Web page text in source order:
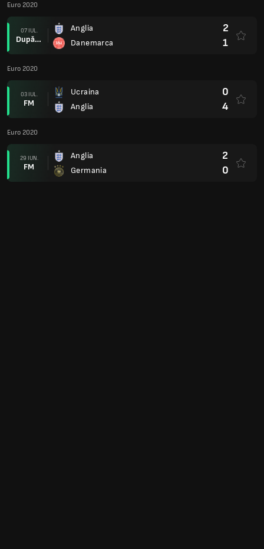
Euro 2020
07 IUL.
După prel.
Anglia
Danemarca
2
1
Euro 2020
03 IUL.
FM
Ucraina
Anglia
0
4
Euro 2020
29 IUN.
FM
Anglia
Germania
2
0